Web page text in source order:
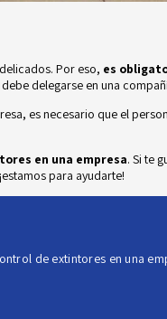
Por eso, es
debe delegarse en una
es necesario que el
en una empresa. Si te
¡estamos para ayudarte!
de extintores en una